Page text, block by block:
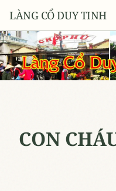
LÀNG CỔ DUY TINH
CON